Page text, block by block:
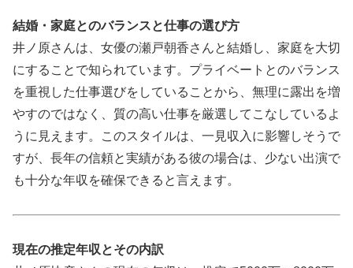
結婚・家庭とのバランスと仕事の選び方
井ノ原さんは、女優の瀬戸朝香さんと結婚し、家庭を大切
にすることで知られています。プライベートとのバランス
を重視した仕事選びをしていることから、無理に露出を増
やすのではなく、質の高い仕事を厳選してこなしているよ
うに見えます。このスタイルは、一見収入に影響しそうで
すが、長年の信頼と実績がある彼の場合は、少ない出演で
も十分な年収を確保できると言えます。
現在の推定年収とその内訳